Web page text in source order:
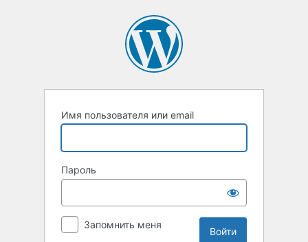
Имя пользователя или email
Пароль
Запомнить меня